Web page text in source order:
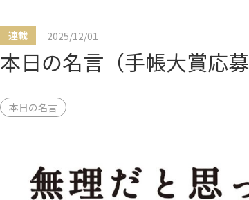
連載 2025/12/01
本日の名言（手帳大賞応募
本日の名言